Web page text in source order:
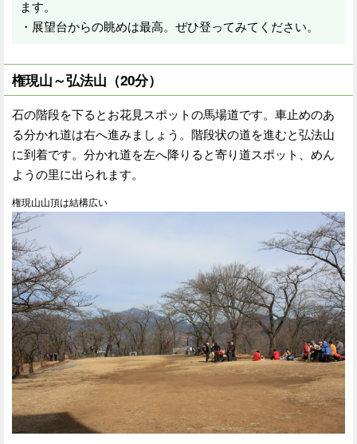
ます。
・展望台からの眺めは最高。ぜひ登ってみてください。
権現山～弘法山（20分）
石の階段を下るとお花見スポットの馬場道です。車止めのあ
る分かれ道は右へ進みましょう。階段状の道を進むと弘法山
に到着です。分かれ道を左へ降りると寄り道スポット、めん
ようの里に出られます。
権現山山頂は結構広い